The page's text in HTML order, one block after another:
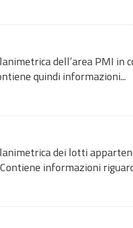
dell’area PMI in
quindi informazioni...
dei lotti
informazioni